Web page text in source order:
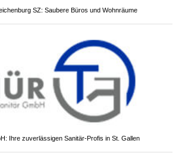
SZ: Saubere Büros und Wohnräume
Ihre zuverlässigen Sanitär-Profis in St. Gallen